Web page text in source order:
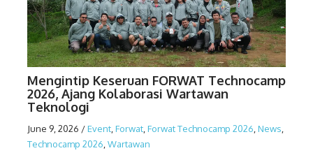
Mengintip Keseruan FORWAT Technocamp
2026, Ajang Kolaborasi Wartawan
Teknologi
June 9, 2026 /Event,Forwat,Forwat Technocamp 2026,News,
Technocamp 2026,Wartawan